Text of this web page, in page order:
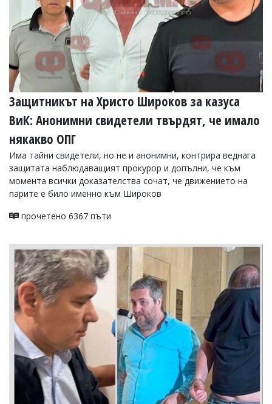
Защитникът на Христо Широков за казуса
ВиК: Анонимни свидетели твърдят, че имало
някакво ОПГ
Има тайни свидетели, но не и анонимни, контрира веднага
защитата наблюдаващият прокурор и допълни, че към
момента всички доказателства сочат, че движението на
парите е било именно към Широков
прочетено 6367 пъти